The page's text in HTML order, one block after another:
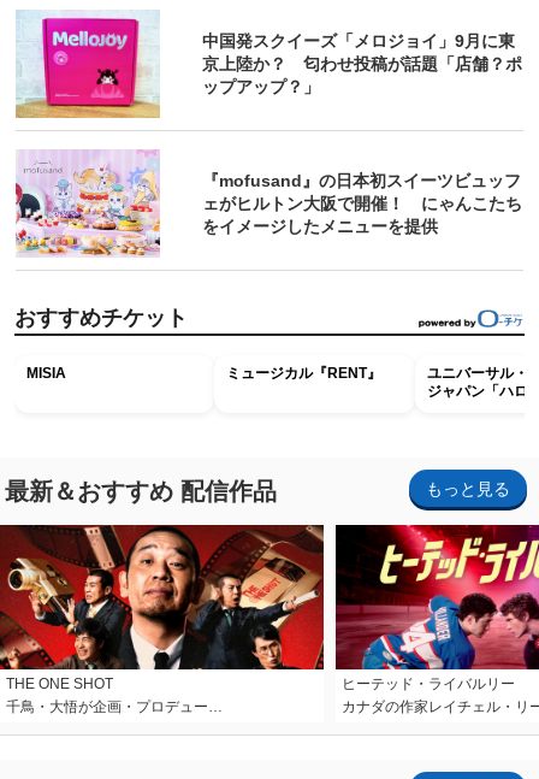
中国発スクイーズ「メロジョイ」9月に東
京上陸か？ 匂わせ投稿が話題「店舗？ポ
ップアップ？」
『mofusand』の日本初スイーツビュッフ
ェがヒルトン大阪で開催！ にゃんこたち
をイメージしたメニューを提供
おすすめチケット
MISIA ミュージカル『RENT』
ユニバーサル・
ジャパン「ハロ
最新＆おすすめ 配信作品 もっと見る
THE ONE SHOT
千鳥・大悟が企画・プロデュー…
ヒーテッド・ライバルリー
カナダの作家レイチェル・リ